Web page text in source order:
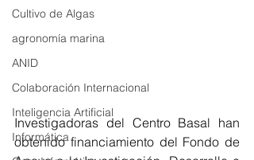
Cultivo de Algas
agronomía marina
ANID
Colaboración Internacional
Inteligencia Artificial
Informática
Investigadoras del Centro Basal han
obtenido financiamiento del Fondo de